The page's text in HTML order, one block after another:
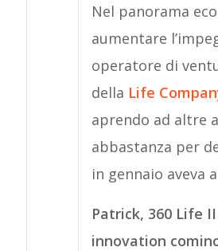
Nel panorama
aumentare
operatore di
della Life
aprendo ad altre
abbastanza per
in gennaio aveva
Patrick, 360 Life
innovation